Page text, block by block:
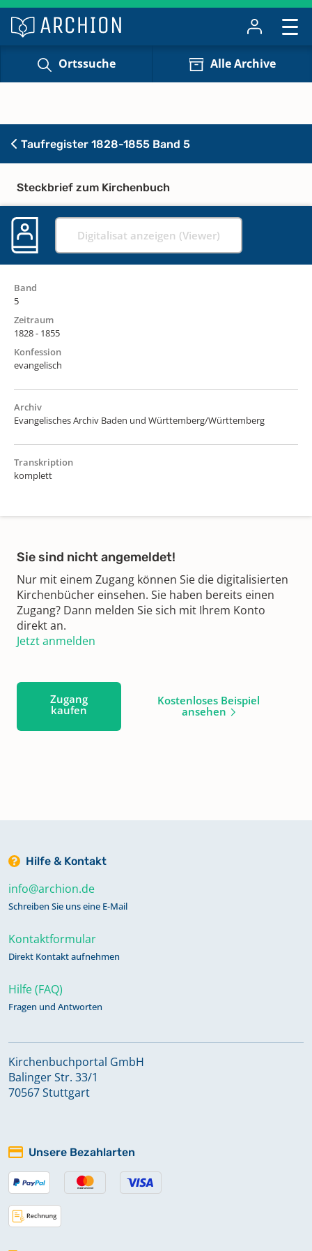
Ortssuche Alle Archive
Taufregister 1828-1855 Band 5
Steckbrief zum Kirchenbuch
Digitalisat anzeigen (Viewer)
Band
5
Zeitraum
1828 - 1855
Konfession
evangelisch
Archiv
Evangelisches Archiv Baden und Württemberg/Württemberg
Transkription
komplett
Sie sind nicht angemeldet!
Nur mit einem Zugang können Sie die digitalisierten
Kirchenbücher einsehen. Sie haben bereits einen
Zugang? Dann melden Sie sich mit Ihrem Konto
direkt an.
Jetzt anmelden
Zugang
kaufen
Kostenloses Beispiel
ansehen
Hilfe & Kontakt
info@archion.de
Schreiben Sie uns eine E-Mail
Kontaktformular
Direkt Kontakt aufnehmen
Hilfe (FAQ)
Fragen und Antworten
Kirchenbuchportal GmbH
Balinger Str. 33/1
70567 Stuttgart
Unsere Bezahlarten